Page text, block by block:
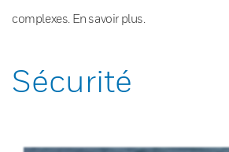
complexes. En savoir plus.
Sécurité